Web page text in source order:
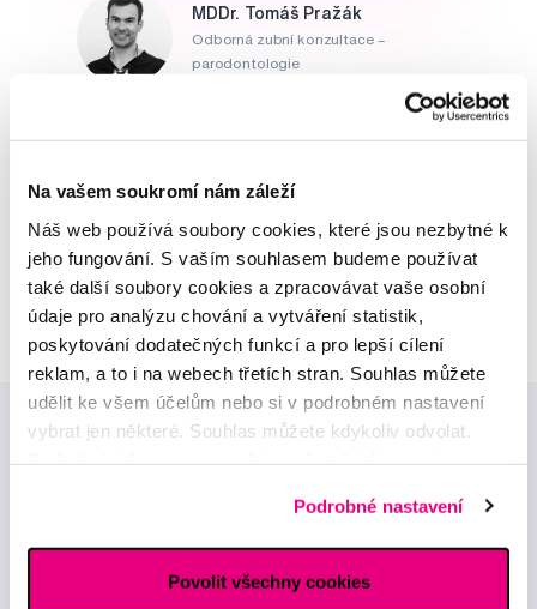
Na vašem soukromí nám záleží
Náš web používá soubory cookies, které jsou nezbytné k
jeho fungování. S vaším souhlasem budeme používat
také další soubory cookies a zpracovávat vaše osobní
údaje pro analýzu chování a vytváření statistik,
poskytování dodatečných funkcí a pro lepší cílení
reklam, a to i na webech třetích stran. Souhlas můžete
udělit ke všem účelům nebo si v podrobném nastavení
vybrat jen některé. Souhlas můžete kdykoliv odvolat.
Podrobné nastavení
Povolit všechny cookies
MDDr. Tomáš Pražák
Odborná zubní konzultace –
parodontologie
MUDr. Alžběta Smetanová
atestovaná lékařka
dermatovenerologie